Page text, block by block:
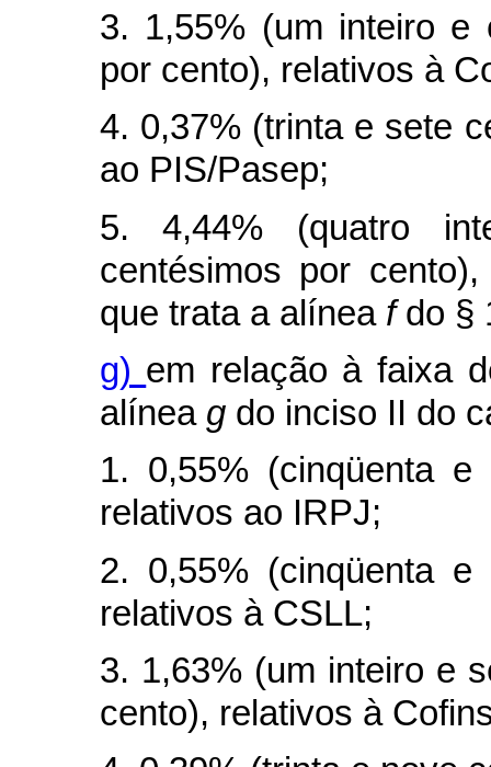
3. 1,55% (um inteiro e
por cento), relativos à
4. 0,37% (trinta e sete
ao PIS/Pasep;
5. 4,44% (quatro
centésimos por
que trata a alínea fdo §
g) em relação à faixa
alínea g do inciso II do
1. 0,55% (cinqüenta
relativos ao IRPJ;
2. 0,55% (cinqüenta e
relativos à CSLL;
3. 1,63% (um inteiro e
cento), relativos à